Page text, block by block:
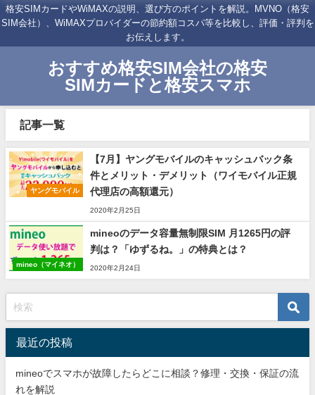
格安SIMカードやWiMAXの説明、選び方のポイントを解説。MVNO（格安
SIM会社）、WiMAXプロバイダーの節約額コスパ等を比較し、評価・評判を
お伝えします。
おすすめ格安SIM会社の格安
SIMカードと格安スマホ
記事一覧
ヤングモバイル
【7月】ヤングモバイルのキャッシュバック条
件とメリット・デメリット（ワイモバイル正規
代理店の高額還元）
2020年2月25日
mineo（マイネオ）
mineoのデータ容量無制限SIM 月1265円の評
判は？「ゆずるね。」の特典とは？
2020年2月24日
最近の投稿
mineoでスマホが故障したらどこに相談？修理・交換・保証の流
れを解説